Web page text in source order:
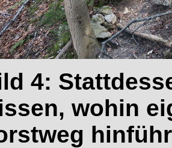
4:
wohin